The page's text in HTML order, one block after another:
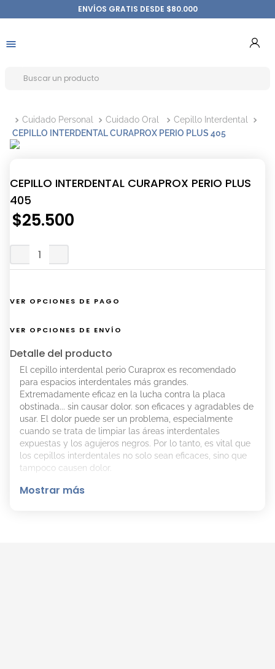
ENVÍOS GRATIS DESDE $80.000
Cuidado Personal Cuidado Oral
Cepillo Interdental
CEPILLO INTERDENTAL CURAPROX PERIO PLUS 405
CEPILLO INTERDENTAL CURAPROX PERIO PLUS
405
$25.500
VER OPCIONES DE PAGO
VER OPCIONES DE ENVÍO
Detalle del producto
El cepillo interdental perio Curaprox es recomendado
para espacios interdentales más grandes.
Extremadamente eficaz en la lucha contra la placa
obstinada... sin causar dolor. son eficaces y agradables de
usar. El dolor puede ser un problema, especialmente
cuando se trata de limpiar las áreas interdentales
expuestas y los agujeros negros. Por lo tanto, es vital que
los cepillos interdentales no solo sean eficaces, sino que
tampoco causen dolor.
Mostrar más